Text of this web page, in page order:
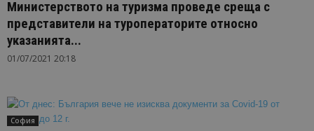
Министерството на туризма проведе среща с
представители на туроператорите относно
указанията...
01/07/2021 20:18
София